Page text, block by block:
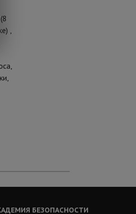
,
БЕЗОПАСНОСТИ